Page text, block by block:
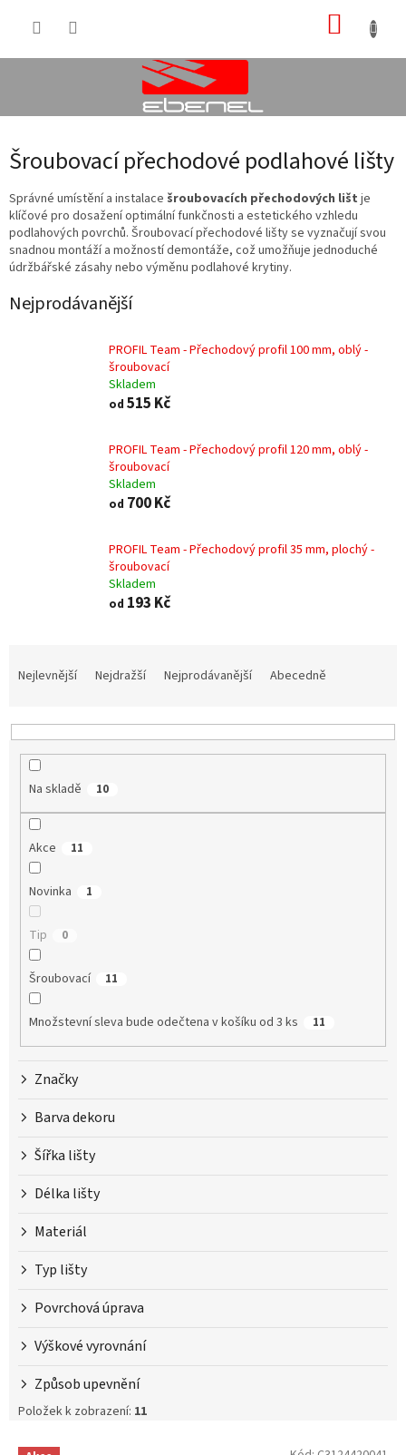
Šroubovací přechodové podlahové lišty
Správné umístění a instalace šroubovacích přechodových lišt je
klíčové pro dosažení optimální funkčnosti a estetického vzhledu
podlahových povrchů. Šroubovací přechodové lišty se vyznačují svou
snadnou montáží a možností demontáže, což umožňuje jednoduché
údržbářské zásahy nebo výměnu podlahové krytiny.
Nejprodávanější
PROFIL Team - Přechodový profil 100 mm, oblý -
šroubovací
Skladem
od 515 Kč
PROFIL Team - Přechodový profil 120 mm, oblý -
šroubovací
Skladem
od 700 Kč
PROFIL Team - Přechodový profil 35 mm, plochý -
šroubovací
Skladem
od 193 Kč
n
Nejlevnější Nejdražší Nejprodávanější Abecedně
Na skladě 10
Akce 11
Novinka 1
Tip 0
Šroubovací 11
Množstevní sleva bude odečtena v košíku od 3 ks 11
Značky
Barva dekoru
Šířka lišty
Délka lišty
Materiál
Typ lišty
Povrchová úprava
Výškové vyrovnání
Způsob upevnění
Položek k zobrazení: 11